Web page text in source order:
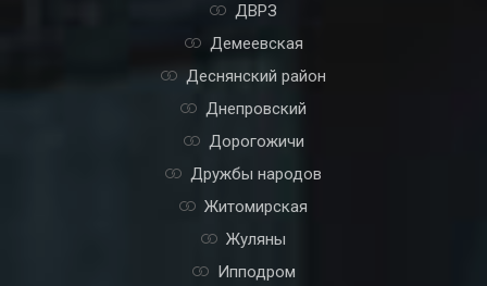
ДВРЗ
Демеевская
Деснянский район
Днепровский
Дорогожичи
Дружбы народов
Житомирская
Жуляны
Ипподром